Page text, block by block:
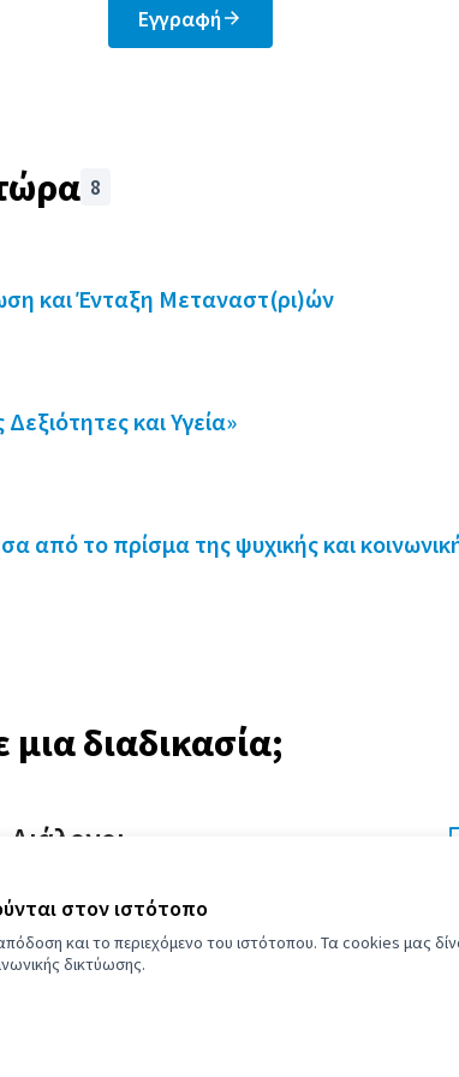
στον ιστότοπο
και το περιεχόμενο του ιστότοπου. Τα cookies μας
δικτύωσης.
Εγγραφή
8
τα στοιχεία αυτής της σελίδας ως σημεία
και Ένταξη Μεταναστ(ρι)ών
και Υγεία»
από το πρίσμα της ψυχικής και
διαδικασία;
Διάλογοι
μοιραστείτε τις απόψεις σας και εμπλουτίστε
τα σχετικά θέματα.